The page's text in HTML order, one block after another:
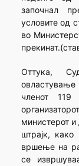
започнал
условите од
во
Оттука,
членот 119
министерот и
штрајк,
вршење на
се